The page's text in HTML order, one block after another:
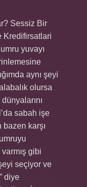
Sessiz Bir
Kredifirsatlari
yuvayı
aynı şeyi
olursa
sabah işe
karşı
gibi
seçiyor ve
diye